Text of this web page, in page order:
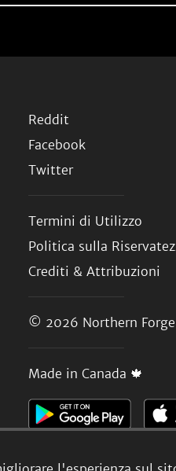
Reddit
Facebook
Twitter
Termini di Utilizzo
Politica sulla
Crediti & Attribuzioni
© 2026 Northern
Made in Canada 🍁